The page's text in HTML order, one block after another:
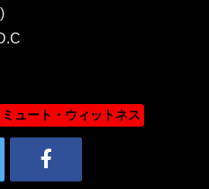
ミュート・ウィットネス